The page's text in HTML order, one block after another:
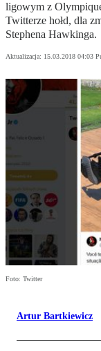
ligowym z
Twitterze hołd, dla
Stephena Hawkinga.
Aktualizacja: 15.03.2018 04:03
Foto: Twitter
Artur Bartkiewicz